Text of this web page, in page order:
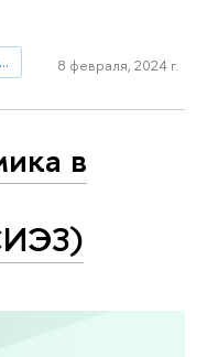
Институт статистических исследований и экономики знаний
8 февраля, 2024 г.
в